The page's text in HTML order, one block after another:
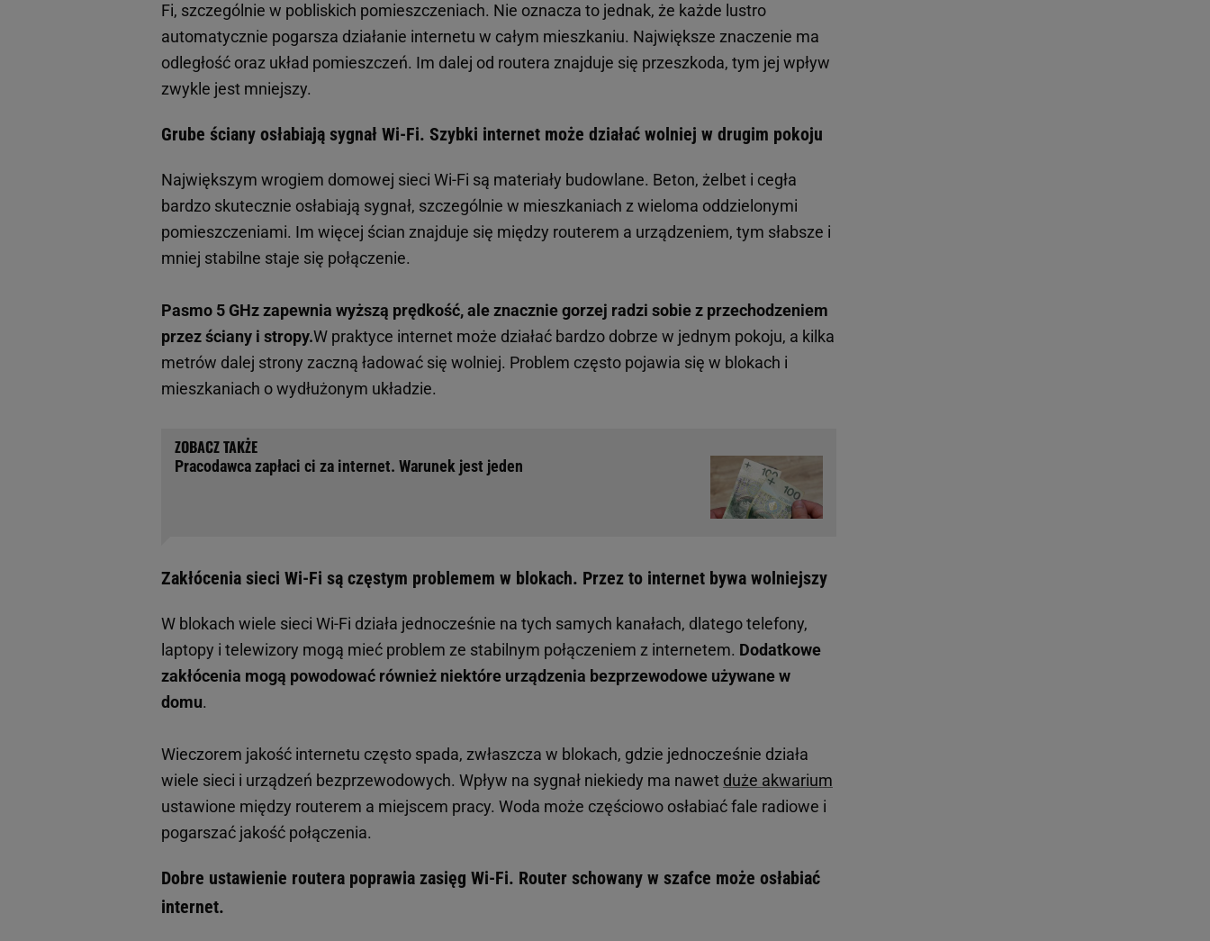
Fi, szczególnie w pobliskich pomieszczeniach. Nie oznacza to jednak, że każde lustro
automatycznie pogarsza działanie internetu w całym mieszkaniu. Największe znaczenie ma
odległość oraz układ pomieszczeń. Im dalej od routera znajduje się przeszkoda, tym jej wpływ
zwykle jest mniejszy.
Grube ściany osłabiają sygnał Wi-Fi. Szybki internet może działać wolniej w drugim pokoju
Największym wrogiem domowej sieci Wi-Fi są materiały budowlane. Beton, żelbet i cegła
bardzo skutecznie osłabiają sygnał, szczególnie w mieszkaniach z wieloma oddzielonymi
pomieszczeniami. Im więcej ścian znajduje się między routerem a urządzeniem, tym słabsze i
mniej stabilne staje się połączenie.
Pasmo 5 GHz zapewnia wyższą prędkość, ale znacznie gorzej radzi sobie z przechodzeniem
przez ściany i stropy.W praktyce internet może działać bardzo dobrze w jednym pokoju, a kilka
metrów dalej strony zaczną ładować się wolniej. Problem często pojawia się w blokach i
mieszkaniach o wydłużonym układzie.
Pracodawca zapłaci ci za internet. Warunek jest jeden
Zakłócenia sieci Wi-Fi są częstym problemem w blokach. Przez to internet bywa wolniejszy
W blokach wiele sieci Wi-Fi działa jednocześnie na tych samych kanałach, dlatego telefony,
laptopy i telewizory mogą mieć problem ze stabilnym połączeniem z internetem. Dodatkowe
zakłócenia mogą powodować również niektóre urządzenia bezprzewodowe używane w
domu.
Wieczorem jakość internetu często spada, zwłaszcza w blokach, gdzie jednocześnie działa
wiele sieci i urządzeń bezprzewodowych. Wpływ na sygnał niekiedy ma nawet duże akwarium
ustawione między routerem a miejscem pracy. Woda może częściowo osłabiać fale radiowe i
pogarszać jakość połączenia.
Dobre ustawienie routera poprawia zasięg Wi-Fi. Router schowany w szafce może osłabiać
internet.